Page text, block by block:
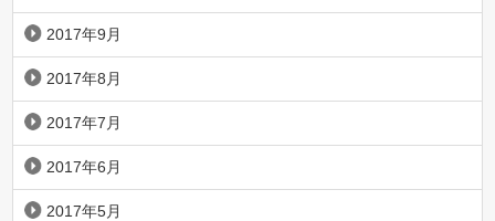
2017年9月
2017年8月
2017年7月
2017年6月
2017年5月